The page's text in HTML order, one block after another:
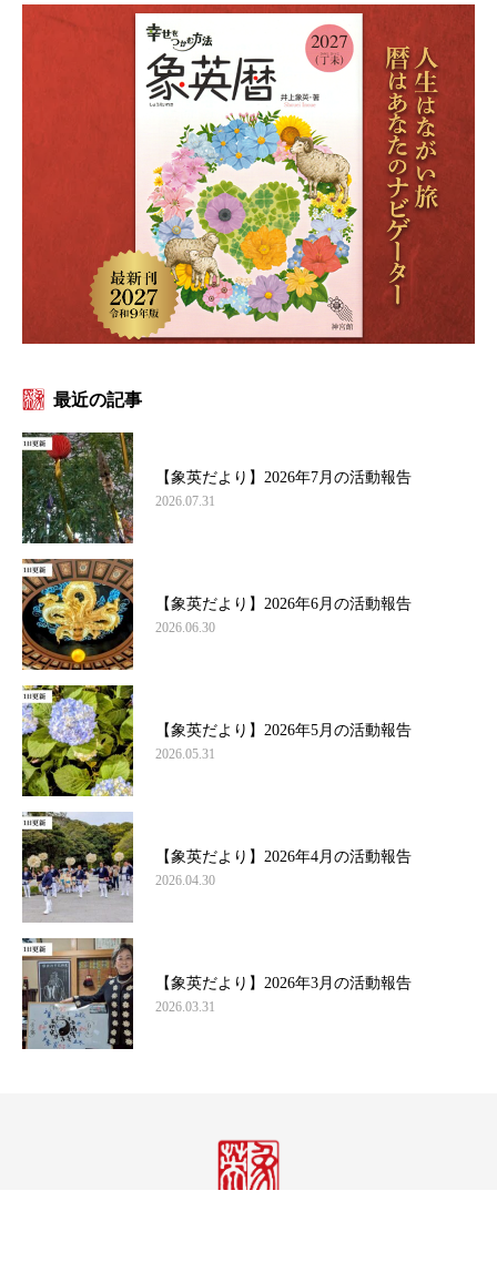
最近の記事
【象英だより】2026年7月の活動報告
2026.07.31
【象英だより】2026年6月の活動報告
2026.06.30
【象英だより】2026年5月の活動報告
2026.05.31
【象英だより】2026年4月の活動報告
2026.04.30
【象英だより】2026年3月の活動報告
2026.03.31